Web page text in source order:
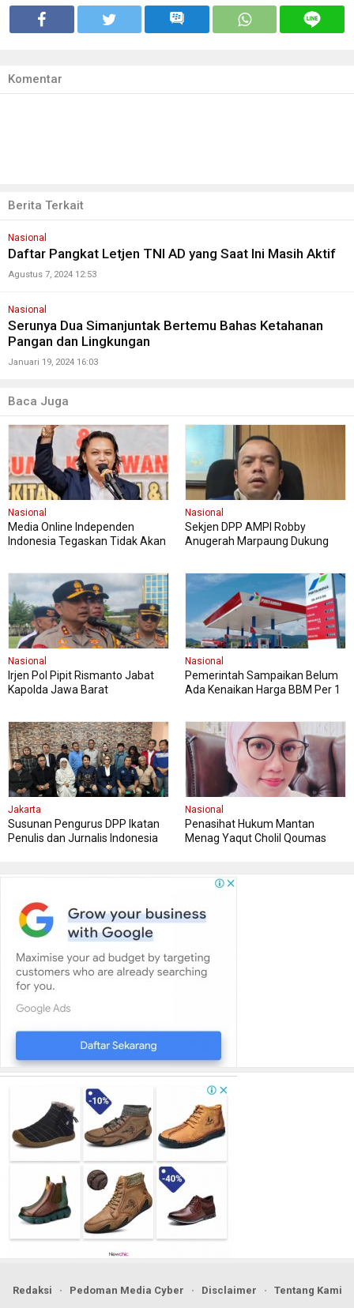
Komentar
Berita Terkait
Nasional
Daftar Pangkat Letjen TNI AD yang Saat Ini Masih Aktif
Agustus 7, 2024 12:53
Nasional
Serunya Dua Simanjuntak Bertemu Bahas Ketahanan
Pangan dan Lingkungan
Januari 19, 2024 16:03
Baca Juga
Nasional
Media Online Independen
Indonesia Tegaskan Tidak Akan
Nasional
Sekjen DPP AMPI Robby
Anugerah Marpaung Dukung
Nasional
Irjen Pol Pipit Rismanto Jabat
Kapolda Jawa Barat
Nasional
Pemerintah Sampaikan Belum
Ada Kenaikan Harga BBM Per 1
Jakarta
Susunan Pengurus DPP Ikatan
Penulis dan Jurnalis Indonesia
Nasional
Penasihat Hukum Mantan
Menag Yaqut Cholil Qoumas
Redaksi Pedoman Media Cyber Disclaimer Tentang Kami